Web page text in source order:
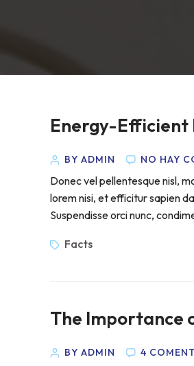
Energy-Efficient
BY ADMIN NO HAY
Donec vel pellentesque nisl,
lorem nisi, et efficitur sapien
Suspendisse orci nunc,
Facts
The Importance
BY ADMIN 4